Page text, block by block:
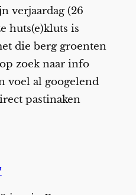
verjaardag (26
huts(e)kluts is
die berg groenten
zoek naar info
voel al googelend
pastinaken